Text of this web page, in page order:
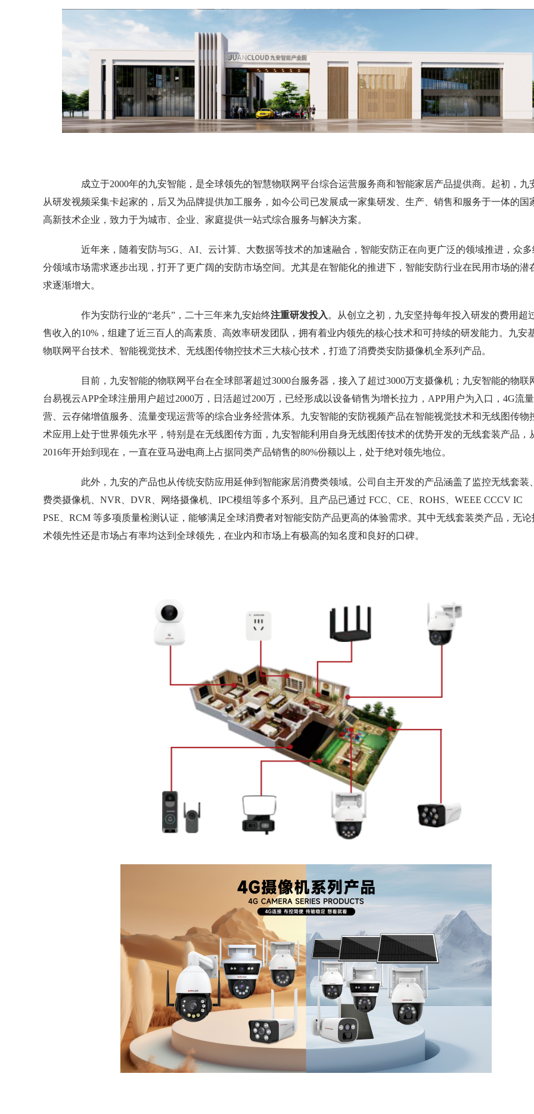
成立于2000年的九安智能，是全球领先的智慧物联网平台综合运营服务商和智能家居产品提供商。起初，九
从研发视频采集卡起家的，后又为品牌提供加工服务，如今公司已发展成一家集研发、生产、销售和服务于一体的国
高新技术企业，致力于为城市、企业、家庭提供一站式综合服务与解决方案。
近年来，随着安防与5G、AI、云计算、大数据等技术的加速融合，智能安防正在向更广泛的领域推进，众多
分领域市场需求逐步出现，打开了更广阔的安防市场空间。尤其是在智能化的推进下，智能安防行业在民用市场的潜
求逐渐增大。
作为安防行业的“老兵”，二十三年来九安始终注重研发投入 。从创立之初，九安坚持每年投入研发的费用超
售收入的10%，组建了近三百人的高素质、高效率研发团队，拥有着业内领先的核心技术和可持续的研发能力。九安
物联网平台技术、智能视觉技术、无线图传物控技术三大核心技术，打造了消费类安防摄像机全系列产品。
目前，九安智能的物联网平台在全球部署超过3000台服务器，接入了超过3000万支摄像机；九安智能的物联
台易视云APP全球注册用户超过2000万，日活超过200万，已经形成以设备销售为增长拉力，APP用户为入口，4G流
营、云存储增值服务、流量变现运营等的综合业务经营体系。九安智能的安防视频产品在智能视觉技术和无线图传物
术应用上处于世界领先水平，特别是在无线图传方面，九安智能利用自身无线图传技术的优势开发的无线套装产品，
2016年开始到现在，一直在亚马逊电商上占据同类产品销售的80%份额以上，处于绝对领先地位。
此外，九安的产品也从传统安防应用延伸到智能家居消费类领域。公司自主开发的产品涵盖了监控无线套装
费类摄像机、NVR、DVR、网络摄像机、IPC模组等多个系列。且产品已通过 FCC、CE、ROHS、WEEE CCCV IC
PSE、RCM 等多项质量检测认证，能够满足全球消费者对智能安防产品更高的体验需求。其中无线套装类产品，无论
术领先性还是市场占有率均达到全球领先，在业内和市场上有极高的知名度和良好的口碑。